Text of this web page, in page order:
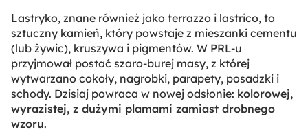
Lastryko, znane również jako terrazzo i lastrico, to
sztuczny kamień, który powstaje z mieszanki cementu
(lub żywic), kruszywa i pigmentów. W PRL-u
przyjmował postać szaro-burej masy, z której
wytwarzano cokoły, nagrobki, parapety, posadzki i
schody. Dzisiaj powraca w nowej odsłonie: kolorowej,
wyrazistej, z dużymi plamami zamiast drobnego
wzoru.